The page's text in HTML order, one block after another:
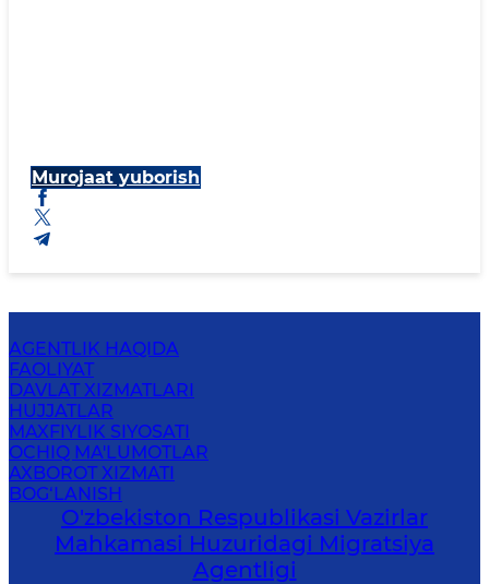
Murojaat yuborish
AGENTLIK HAQIDA
FAOLIYAT
DAVLAT XIZMATLARI
HUJJATLAR
MAXFIYLIK SIYOSATI
OCHIQ MA'LUMOTLAR
AXBOROT XIZMATI
BOG‘LANISH
O'zbekiston Respublikasi Vazirlar
Mahkamasi Huzuridagi Migratsiya
Agentligi